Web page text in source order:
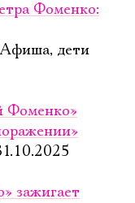
Фоменко:
дети
Фоменко»
зажигает